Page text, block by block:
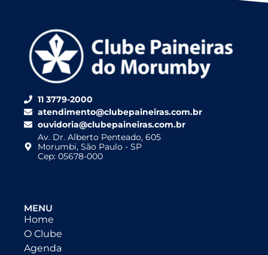
11 3779-2000
atendimento@clubepaineiras.com.br
ouvidoria@clubepaineiras.com.br
Av. Dr. Alberto Penteado, 605
Morumbi, São Paulo - SP
Cep: 05678-000
MENU
Home
O Clube
Agenda